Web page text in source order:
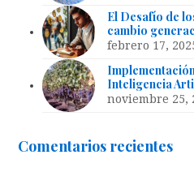
El Desafío de
cambio
febrero 17,
Inteligencia
noviembre 25,
Comentarios recientes